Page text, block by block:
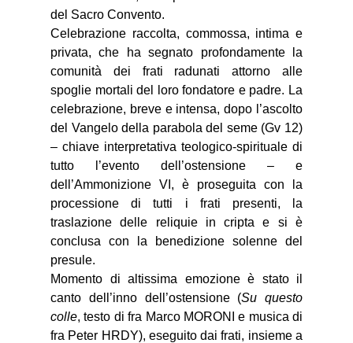
del Sacro Convento.
Celebrazione raccolta, commossa, intima e
privata, che ha segnato profondamente la
comunità dei frati radunati attorno alle
spoglie mortali del loro fondatore e padre. La
celebrazione, breve e intensa, dopo l’ascolto
del Vangelo della parabola del seme (Gv 12)
– chiave interpretativa teologico-spirituale di
tutto l’evento dell’ostensione – e
dell’Ammonizione VI, è proseguita con la
processione di tutti i frati presenti, la
traslazione delle reliquie in cripta e si è
conclusa con la benedizione solenne del
presule.
Momento di altissima emozione è stato il
canto dell’inno dell’ostensione (Su questo
colle, testo di fra Marco MORONI e musica di
fra Peter HRDY), eseguito dai frati, insieme a